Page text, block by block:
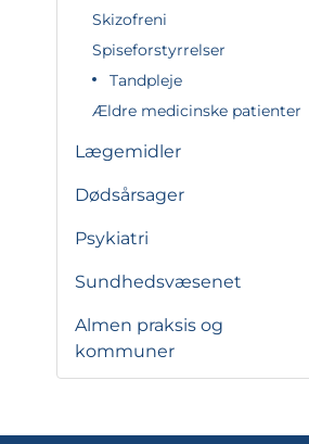
Skizofreni
Spiseforstyrrelser
Tandpleje
Ældre medicinske patienter
Lægemidler
Dødsårsager
Psykiatri
Sundhedsvæsenet
Almen praksis og
kommuner